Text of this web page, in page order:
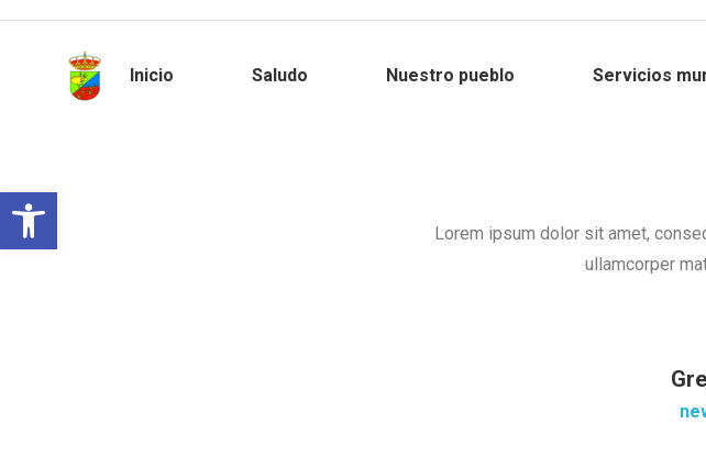
Abrir barra de herramientas
Inicio Saludo Nuestro pueblo Servicios
Lorem ipsum dolor sit amet,
ullamcorper